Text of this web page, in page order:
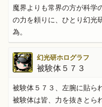
魔界よりも常界の方が科学
の力を頼りに、ひとり幻光
為。
幻光研ホログラフ
被験体５７３
被験体５７３、左腕に貼ら
被験体は皆、力を抜きとら